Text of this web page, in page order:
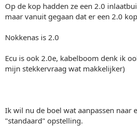
Op de kop hadden ze een 2.0
maar vanuit gegaan dat er een 2.0
Nokkenas is 2.0
Ecu is ook 2.0e, kabelboom denk ik
mijn stekkervraag wat makkelijker)
Ik wil nu de boel wat aanpassen naar
"standaard" opstelling.